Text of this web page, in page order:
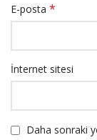
E-posta *
İnternet sitesi
Daha sonraki